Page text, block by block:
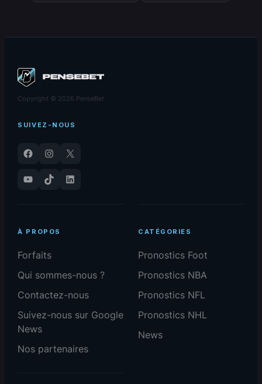
Copyright © 2026 PenseBet
SUIVEZ-NOUS
Facebook Instagram
X
YouTube
TikTok LinkedIn
À PROPOS
Forfaits
Qui sommes-nous ?
Contactez-nous
Suivez-nous sur Google
News
Nos partenaires
CATÉGORIES
Pronostics Foot
Pronostics NBA
Pronostics NFL
Pronostics NHL
News